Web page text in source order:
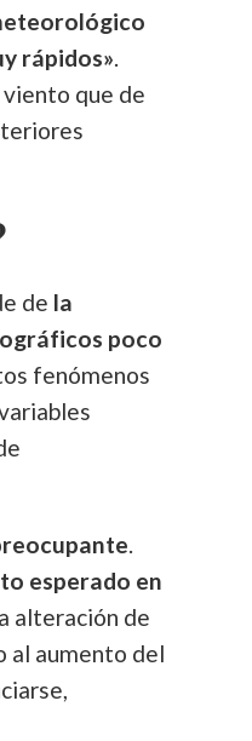
rápidos».
que de
de la
poco
fenómenos
.
esperado en
alteración de
al aumento del